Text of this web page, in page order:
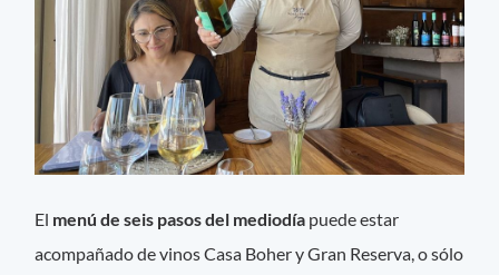
El menú de seis pasos del mediodía puede estar
acompañado de vinos Casa Boher y Gran Reserva, o sólo